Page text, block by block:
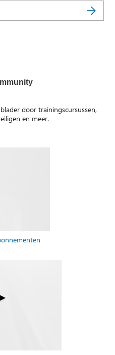
door trainingscursussen,
en meer.